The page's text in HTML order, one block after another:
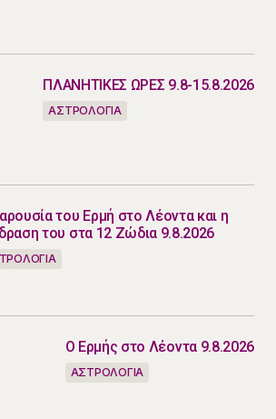
ΠΛΑΝΗΤΙΚΕΣ ΩΡΕΣ 9.8-15.8.2026
ΑΣΤΡΟΛΟΓΙΑ
του Ερμή στο Λέοντα και η
του στα 12 Ζώδια 9.8.2026
Ο Ερμής στο Λέοντα 9.8.2026
ΑΣΤΡΟΛΟΓΙΑ